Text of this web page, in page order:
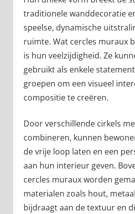
traditionele wanddecoratie
speelse, dynamische
ruimte. Wat cercles muraux
is hun veelzijdigheid. Ze
gebruikt als enkele
groepen om een visueel
compositie te creëren.
Door verschillende cirkels
combineren, kunnen
de vrije loop laten en een
aan hun interieur geven.
cercles muraux worden
materialen zoals hout,
bijdraagt aan de textuur en